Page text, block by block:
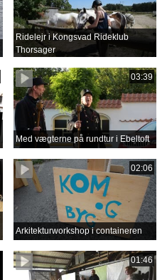
Ridelejr i Kongsvad Rideklub
Thorsager
03:39
Med vægterne på rundtur i Ebeltoft
02:06
Arkitekturworkshop i containeren
01:46